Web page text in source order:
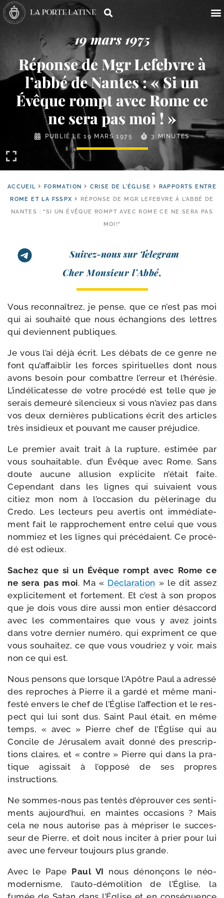
19 mars 1975
Réponse de Mgr Lefebvre à
l’abbé de Nantes : « Si un
Évêque rompt avec Rome ce
ne sera pas moi ! »
PUBLIÉ LE19 MARS 1975 3 MINUTES
ACCUEIL FORMATION CRISE DE L'ÉGLISE
RAPPORTS ENTRE
ROME ET LA FSSPX
RÉPONSE DE MGR LEFEBVRE À L’ABBÉ DE
NANTES : “SI UN ÉVÊQUE ROMPT AVEC ROME CE NE SERA PAS
MOI!”
Suivez-nous sur Telegram
Cher Monsieur l’Abbé,
Vous recon­naî­trez, je pense, que ce n’est pas moi
qui ai sou­hai­té que nous échan­gions des lettres
qui deviennent publiques.
Je vous l’ai déjà écrit. Les débats de ce genre ne
font qu’af­fai­blir les forces spi­ri­tuelles dont nous
avons besoin pour com­battre l’er­reur et l’hé­ré­sie.
L’indélicatesse de votre pro­cé­dé est telle que je
serais demeu­ré silen­cieux si vous n’a­viez pas dans
vos deux der­nières publi­ca­tions écrit des articles
très insi­dieux et pou­vant me cau­ser préjudice.
Le pre­mier avait trait à la rup­ture, esti­mée par
vous sou­hai­table, d’un Évêque avec Rome. Sans
doute aucune allu­sion expli­cite n’é­tait faite.
Cependant dans les lignes qui sui­vaient vous
citiez mon nom à l’oc­ca­sion du pèle­ri­nage du
Credo. Les lec­teurs peu aver­tis ont immé­dia­te­
ment fait le rap­pro­che­ment entre celui que vous
nom­miez et les lignes qui pré­cé­daient. Ce pro­cé­
dé est odieux.
Sachez que si un Évêque rompt avec Rome ce
ne sera pas moi. Ma «Déclaration» le dit assez
expli­ci­te­ment et for­te­ment. Et c’est à son pro­pos
que je dois vous dire aus­si mon entier désac­cord
avec les com­men­taires que vous y avez joints
dans votre der­nier numé­ro, qui expriment ce que
vous sou­hai­tez, ce que vous vou­driez y voir, mais
non ce qui est.
Nous pen­sons que lorsque l’Apôtre Paul a adres­sé
des reproches à Pierre il a gar­dé et même mani­
fes­té envers le chef de l’Église l’af­fec­tion et le res­
pect qui lui sont dus. Saint Paul était, en même
temps, « avec » Pierre chef de l’Église qui au
Concile de Jérusalem avait don­né des pres­crip­
tions claires, et « contre » Pierre qui dans la pra­
tique agis­sait à l’op­po­sé de ses propres
instructions.
Ne sommes-​nous pas ten­tés d’é­prou­ver ces sen­ti­
ments aujourd’­hui, en maintes occa­sions ? Mais
cela ne nous auto­rise pas à mépri­ser le suc­ces­
seur de Pierre, et doit nous inci­ter à prier pour lui
avec une fer­veur tou­jours plus grande.
Avec le Pape Paul VI nous dénon­çons le néo-​
modernisme, l’auto-​démolition de l’Église, la